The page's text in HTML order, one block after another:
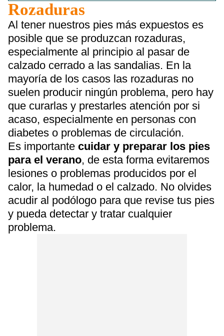
Rozaduras
Al tener nuestros pies más expuestos es
posible que se produzcan rozaduras,
especialmente al principio al pasar de
calzado cerrado a las sandalias. En la
mayoría de los casos las rozaduras no
suelen producir ningún problema, pero hay
que curarlas y prestarles atención por si
acaso, especialmente en personas con
diabetes o problemas de circulación.
Es importante cuidar y preparar los pies
para el verano, de esta forma evitaremos
lesiones o problemas producidos por el
calor, la humedad o el calzado. No olvides
acudir al podólogo para que revise tus pies
y pueda detectar y tratar cualquier
problema.